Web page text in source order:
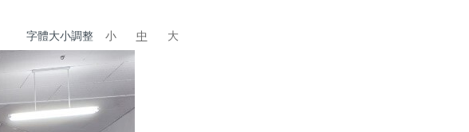
字體大小調整 小 中 大